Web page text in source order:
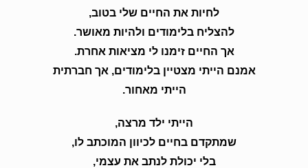
לחיות את החיים שלי בטוב,
להצליח בלימודים ולהיות מאושר.
אך החיים זימנו לי מציאות אחרת.
אמנם הייתי מצטיין בלימודים, אך חברתית
הייתי מאחור.
הייתי ילד מרצה,
שמתקדם בחיים לכיוון המוכתב לו,
בלי יכולת לנתב את עצמי,